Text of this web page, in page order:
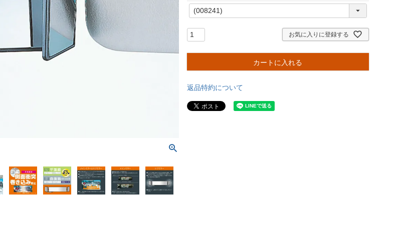
(
必
お気に入りに登録する
カートに入れる
返品特約について